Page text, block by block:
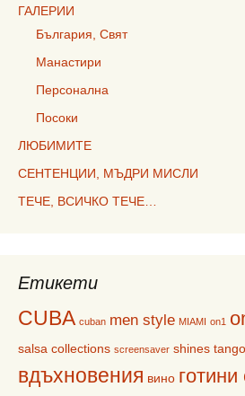
ГАЛЕРИИ
България, Свят
Манастири
Персонална
Посоки
ЛЮБИМИТЕ
СЕНТЕНЦИИ, МЪДРИ МИСЛИ
ТЕЧЕ, ВСИЧКО ТЕЧЕ…
Етикети
CUBA cuban men style MIAMI on1
salsa collections screensaver shines tango
вдъхновения вино